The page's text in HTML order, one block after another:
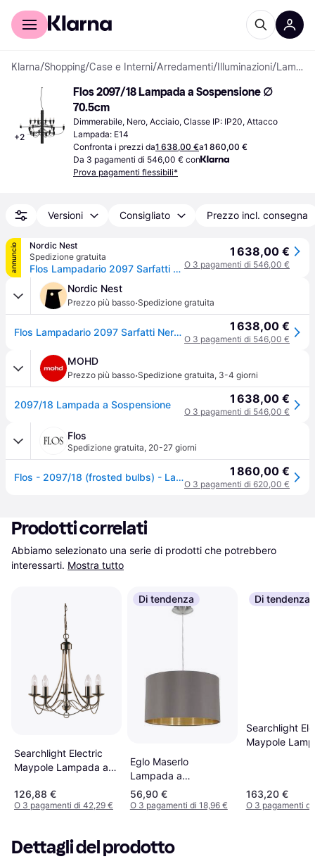
Per il tuo shopping
Klarna/Shopping/Case e Interni/Arredamenti/ Illuminazioni/ Lampade a Sospensione
+2
Flos 2097/18 Lampada a Sospensione ∅
70.5cm
Dimmerabile, Nero, Acciaio, Classe IP: IP20, Attacco
Lampada: E14
Confronta i prezzi da1 638,00 €a1 860,00 €
Da 3 pagamenti di 546,00 € con
Prova pagamenti flessibili*
Versioni Consigliato Prezzo incl. consegna
annuncio
Nordic Nest
Spedizione gratuita
Flos Lampadario 2097 Sarfatti Nero opaco 18 lampade
1 638,00 €
O 3 pagamenti di 546,00 €
Nordic Nest
Prezzo più basso·Spedizione gratuita
Flos Lampadario 2097 Sarfatti Nero opaco 18 lampade 1 638,00 €
O 3 pagamenti di 546,00 €
MOHD
Prezzo più basso·Spedizione gratuita, 3-4 giorni
2097/18 Lampada a Sospensione 1 638,00 €
O 3 pagamenti di 546,00 €
Flos
Spedizione gratuita, 20-27 giorni
Flos - 2097/18 (frosted bulbs) - Lampada a sospensione - Nero Opaco 1 860,00 €
O 3 pagamenti di 620,00 €
Prodotti correlati
Abbiamo selezionato una serie di prodotti che potrebbero
interessarti. Mostra tutto
Searchlight Electric
Maypole Lampada a
126,88 €
O 3 pagamenti di 42,29 €
Di tendenza
Eglo Maserlo
Lampada a
Sospensione ∅ 38cm
56,90 €
O 3 pagamenti di 18,96 €
Di tendenza
Searchlight
Maypole
163,20 €
O 3 pagamenti
Dettagli del prodotto